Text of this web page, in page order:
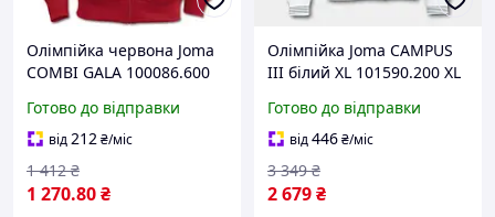
Олімпійка червона Joma
COMBI GALA 100086.600
Готово до відправки
від212₴/міс
1 270.80₴
1 412 ₴
Олімпійка Joma CAMPUS
III білий XL 101590.200 XL
Готово до відправки
від446₴/міс
2 679₴
3 349 ₴